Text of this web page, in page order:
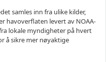
samles inn fra ulike kilder,
havoverflaten levert av NOAA-
lokale myndigheter på hvert
å sikre mer nøyaktige